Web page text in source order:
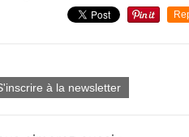
à la newsletter